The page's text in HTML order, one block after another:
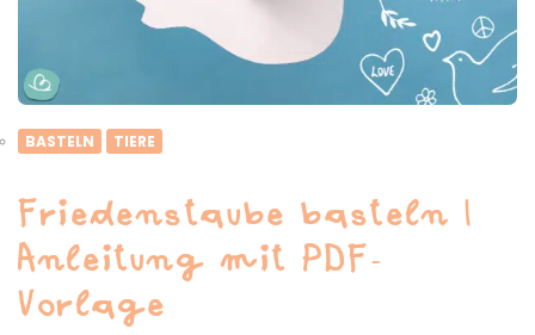
BASTELN TIERE
Friedenstaube basteln |
Anleitung mit PDF-
Vorlage